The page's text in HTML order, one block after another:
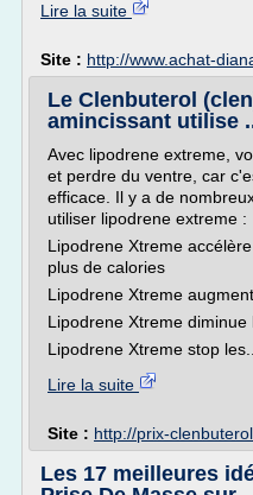
Lire la suite
Site : http://www.achat-
Le Clenbuterol
amincissant utilise
Avec lipodrene extreme,
et perdre du ventre, car
efficace. Il y a de
utiliser lipodrene extreme :
Lipodrene Xtreme
plus de calories
Lipodrene Xtreme
Lipodrene Xtreme
Lipodrene Xtreme stop les...
Lire la suite
Site : http://prix-
Les 17 meilleures